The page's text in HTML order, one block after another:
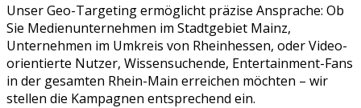
Unser Geo-Targeting ermöglicht präzise Ansprache: Ob
Sie Medienunternehmen im Stadtgebiet Mainz,
Unternehmen im Umkreis von Rheinhessen, oderVideo-
orientierte Nutzer, Wissensuchende, Entertainment-Fans
in der gesamten Rhein-Main erreichen möchten – wir
stellen die Kampagnen entsprechend ein.